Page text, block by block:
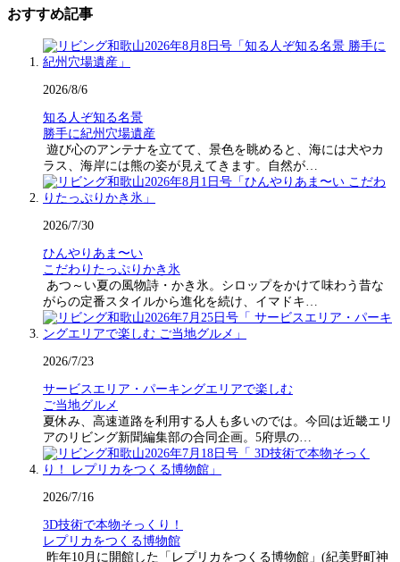
おすすめ記事
2026/8/6
知る人ぞ知る名景
勝手に紀州穴場遺産
遊び心のアンテナを立てて、景色を眺めると、海には犬やカ
ラス、海岸には熊の姿が見えてきます。自然が…
2026/7/30
ひんやりあま〜い
こだわりたっぷりかき氷
あつ～い夏の風物詩・かき氷。シロップをかけて味わう昔な
がらの定番スタイルから進化を続け、イマドキ…
2026/7/23
サービスエリア・パーキングエリアで楽しむ
ご当地グルメ
夏休み、高速道路を利用する人も多いのでは。今回は近畿エリ
アのリビング新聞編集部の合同企画。5府県の…
2026/7/16
3D技術で本物そっくり！
レプリカをつくる博物館
昨年10月に開館した「レプリカをつくる博物館」(紀美野町神